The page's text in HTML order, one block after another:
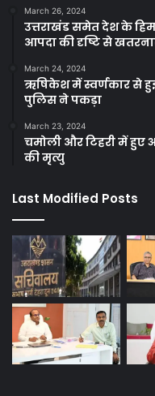
March 26, 2024
उत्तराखंड समेत देश के
आपदा की दृष्टि से
March 24, 2024
ऋषिकेश में स्वर्णकार से
पुलिस ने पकड़ा
March 23, 2024
चमोली और टिहरी में हुए
की मृत्यु
Last Modified Posts